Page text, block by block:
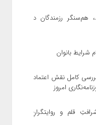
هم‌سنگر رزمندگان در
شرایط بانوان
کامل نقش اعتماد،
امروز
قلم و روایتگرانِ